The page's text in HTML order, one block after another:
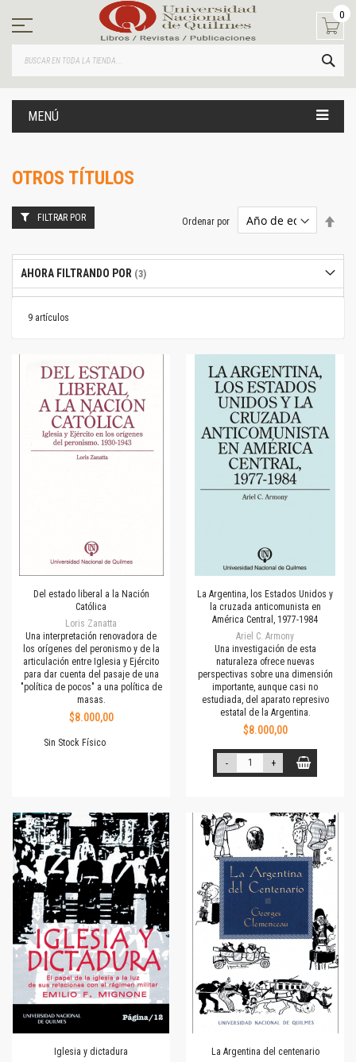
contenido
0
MENÚ
OTROS TÍTULOS
9 artículos
Ordenar por
Del estado liberal a la Nación
Católica
Loris Zanatta
Una interpretación renovadora de
los orígenes del peronismo y de la
articulación entre Iglesia y Ejército
para dar cuenta del pasaje de una
"política de pocos" a una política de
masas.
$8.000,00
Sin Stock Físico
La Argentina, los Estados Unidos y
la cruzada anticomunista en
América Central, 1977-1984
Ariel C. Armony
Una investigación de esta
naturaleza ofrece nuevas
perspectivas sobre una dimensión
importante, aunque casi no
estudiada, del aparato represivo
estatal de la Argentina.
$8.000,00
- +
Iglesia y dictadura
La Argentina del centenario
FILTRAR POR
AHORA FILTRANDO POR